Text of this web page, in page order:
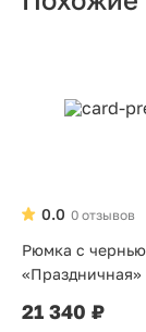
0 отзывов
0.0
Рюмка с чернью
«Праздничная»
21 340 ₽